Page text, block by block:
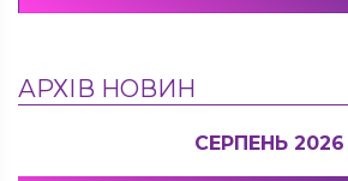
АРХІВ НОВИН
СЕРПЕНЬ 2026